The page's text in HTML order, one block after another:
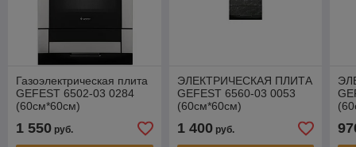
Газоэлектрическая плита
GEFEST 6502-03 0284
(60см*60см)
1 550 руб.
ЭЛЕКТРИЧЕСКАЯ ПЛИТА
GEFEST 6560-03 0053
(60см*60см)
1 400руб.